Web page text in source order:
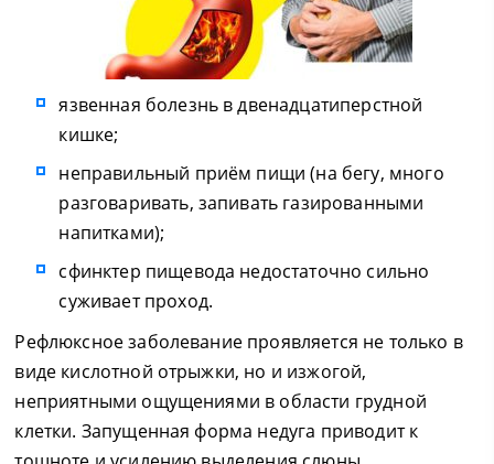
язвенная болезнь в двенадцатиперстной
кишке;
неправильный приём пищи (на бегу, много
разговаривать, запивать газированными
напитками);
сфинктер пищевода недостаточно сильно
суживает проход.
Рефлюксное заболевание проявляется не только в
виде кислотной отрыжки, но и изжогой,
неприятными ощущениями в области грудной
клетки. Запущенная форма недуга приводит к